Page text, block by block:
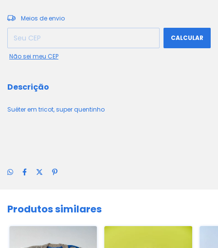
Entregas para o CEP:
Meios de envio
CALCULAR
Não sei meu CEP
Descrição
Suéter em tricot, super quentinho
Produtos similares